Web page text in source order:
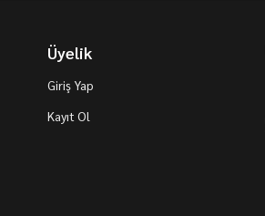
Üyelik
Giriş Yap
Kayıt Ol